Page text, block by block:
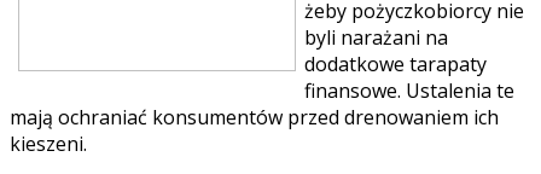
żeby pożyczkobiorcy nie
byli narażani na
dodatkowe tarapaty
finansowe. Ustalenia te
mają ochraniać konsumentów przed drenowaniem ich
kieszeni.